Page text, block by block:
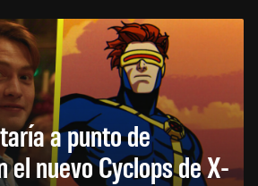
a punto de
el nuevo Cyclops de X-